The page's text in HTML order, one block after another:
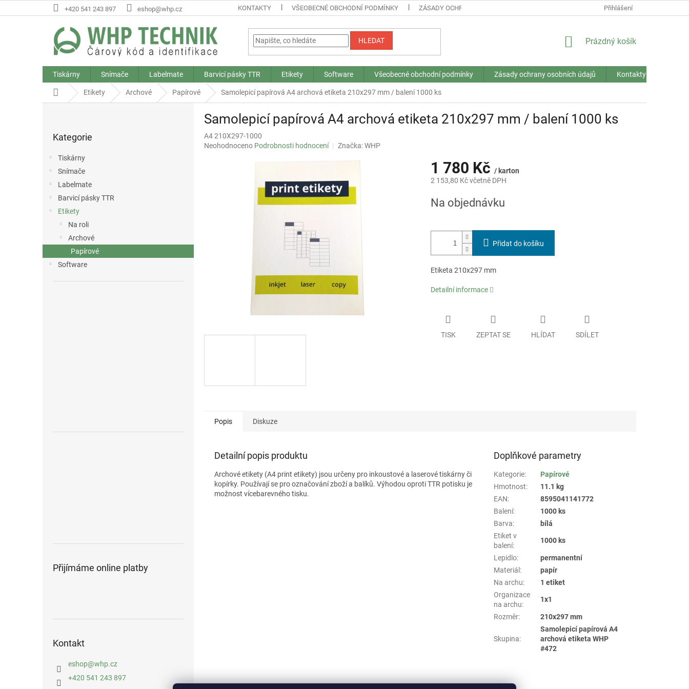
na
+420 541 243 897 eshop@whp.cz KONTAKTY VŠEOBECNÉ OBCHODNÍ PODMÍNKY ZÁSADY OCHRANY OSOBNÍCH ÚDAJŮ Přihlášení
HLEDAT
NÁKUPNÍ
Prázdný košík
Tiskárny Snímače Labelmate Barvicí pásky TTR Etikety Software Všeobecné obchodní podmínky Zásady ochrany osobních údajů Kontakty
Domů Etikety Archové Papírové Samolepicí papírová A4 archová etiketa 210x297 mm / balení 1000 ks
e
l
kategorie
Kategorie
Tiskárny
Snímače
Labelmate
Barvicí pásky TTR
Etikety
Na roli
Archové
Papírové
Software
Přijímáme online platby
Kontakt
eshop@whp.cz
+420 541 243 897
Samolepicí papírová A4 archová etiketa 210x297 mm / balení 1000 ks
A4 210X297-1000
Průměrné
Neohodnoceno Podrobnosti hodnocení Značka:WHP
1 780 Kč / karton
2 153,80 Kč včetně DPH
cena:
Na objednávku
Přidat do košíku
Etiketa 210x297 mm
Detailní informace
TISK ZEPTAT SE HLÍDAT SDÍLET
Popis Diskuze
Detailní popis produktu
Archové etikety (A4 print etikety) jsou určeny pro inkoustové a laserové tiskárny či
kopírky. Používají se pro označování zboží a balíků. Výhodou oproti TTR potisku je
možnost vícebarevného tisku.
Doplňkové parametry
Kategorie:
Papírové
Hmotnost:
11.1 kg
EAN:
8595041141772
Balení:
1000 ks
Barva:
bílá
Etiket v
balení:
1000 ks
Lepidlo:
permanentní
Materiál:
papír
Na archu:
1 etiket
Organizace
na archu:
1x1
Rozměr: 210x297 mm
Skupina:
Samolepicí papírová A4
archová etiketa WHP
#472